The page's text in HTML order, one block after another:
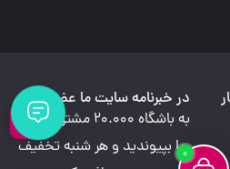
فیلـتر 0
در خبرنامه سایت ما عضو شوید
به باشگاه 20.000 مشتری وفادار
ما بپیوندید و هر شنبه تخفیف